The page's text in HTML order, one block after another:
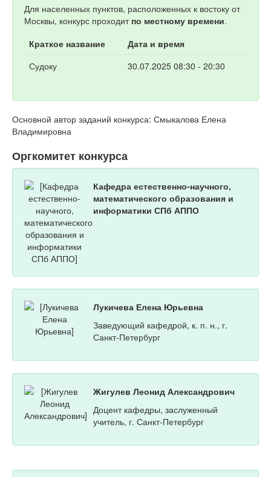
Для населенных пунктов, расположенных к востоку от
Москвы, конкурс проходит по местному времени.
Краткое название
Дата и время
Судоку
30.07.2025 08:30 - 20:30
Основной автор заданий конкурса: Смыкалова Елена
Владимировна
Оргкомитет конкурса
Кафедра естественно-научного,
математического образования и
информатики СПб АППО
Лукичева Елена Юрьевна
Заведующий кафедрой, к. п. н., г.
Санкт-Петербург
Жигулев Леонид Александрович
Доцент кафедры, заслуженный
учитель, г. Санкт-Петербург